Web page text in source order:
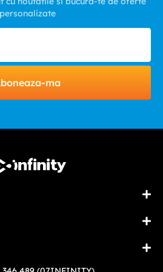
personalizate
ma